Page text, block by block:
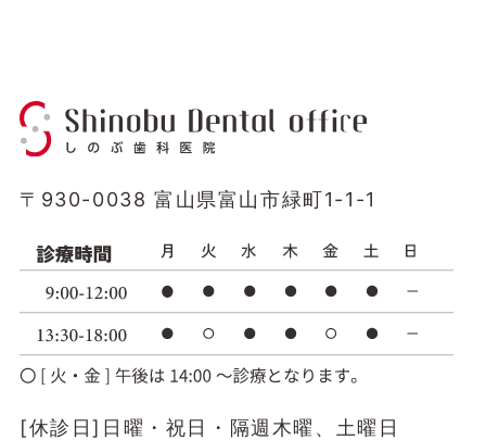
〒930-0038 富山県富山市緑町1-1-1
[休診日]日曜・祝日・隔週木曜、土曜日